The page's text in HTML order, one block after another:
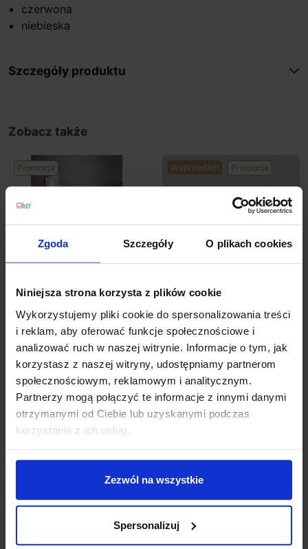
Zgoda Szczegóły O plikach cookies
Niniejsza strona korzysta z plików cookie
Wykorzystujemy pliki cookie do spersonalizowania treści
i reklam, aby oferować funkcje społecznościowe i
analizować ruch w naszej witrynie. Informacje o tym, jak
korzystasz z naszej witryny, udostępniamy partnerom
społecznościowym, reklamowym i analitycznym.
Partnerzy mogą połączyć te informacje z innymi danymi
otrzymanymi od Ciebie lub uzyskanymi podczas
korzystania z ich usług.
Zezwól na wszystkie
Spersonalizuj
czerwona
niebieska
Szczegóły produktu
Zobacz także
Promocja
schodowa LED 1W alu,
biała, czarna
198,03 zł 188,13 zł
Zobacz szczegóły
Wyprzedaż! Promocja
schodowa LED 1W alu,
biała, czarna 48mm
222,63 zł 178,10 zł
Zobacz szczegóły